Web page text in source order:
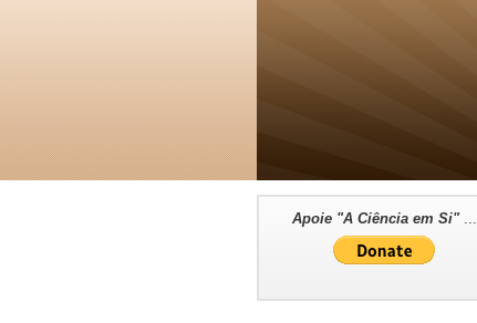
Apoie "A Ciência em Si"...